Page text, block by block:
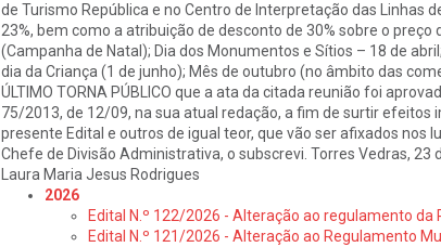
de Turismo República e no Centro de Interpretação das Linhas
23%, bem como a atribuição de desconto de 30% sobre o
(Campanha de Natal); Dia dos Monumentos e Sítios – 18 de
dia da Criança (1 de junho); Mês de outubro (no âmbito das
ÚLTIMO TORNA PÚBLICO que a ata da citada reunião foi
75/2013, de 12/09, na sua atual redação, a fim de surtir efeitos
presente Edital e outros de igual teor, que vão ser afixados nos
Chefe de Divisão Administrativa, o subscrevi. Torres Vedras,
Laura Maria Jesus Rodrigues
2026
Edital N.º 122/2026 - Alteração ao regulamento
Edital N.º 121/2026 - Alteração ao Regulamento